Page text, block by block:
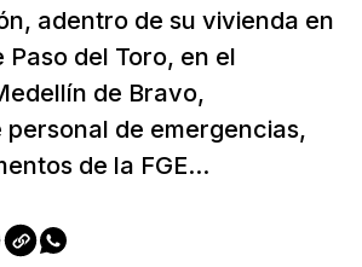
adentro de su vivienda en
del Toro, en el
de Bravo,
personal de emergencias,
de la FGE...